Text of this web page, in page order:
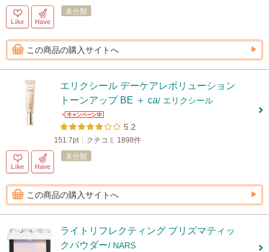
Like Have
未分類
この商品の購入サイトへ
エリクシール デーケアレボリューション
トーンアップ BE ＋ ca/ エリクシール
5.2
151.7pt クチコミ 1898件
Like Have
未分類
この商品の購入サイトへ
ライトリフレクティング プリズマティッ
クパウダー/ NARS